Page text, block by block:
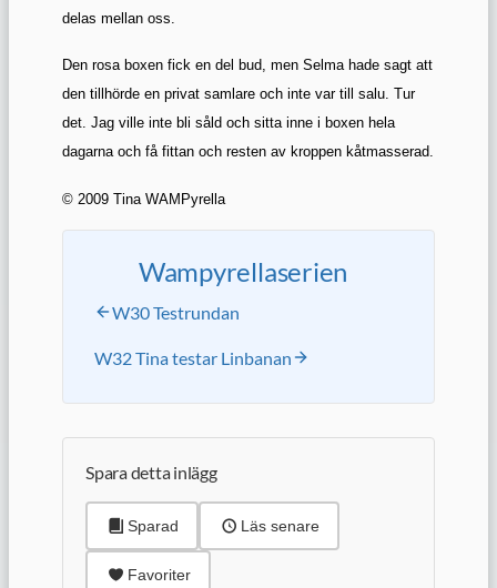
delas mellan oss.
Den rosa boxen fick en del bud, men Selma hade sagt att
den tillhörde en privat samlare och inte var till salu. Tur
det. Jag ville inte bli såld och sitta inne i boxen hela
dagarna och få fittan och resten av kroppen kåtmasserad.
© 2009 Tina WAMPyrella
Wampyrellaserien
W30 Testrundan
W32 Tina testar Linbanan
Spara detta inlägg
Sparad Läs senare
Favoriter